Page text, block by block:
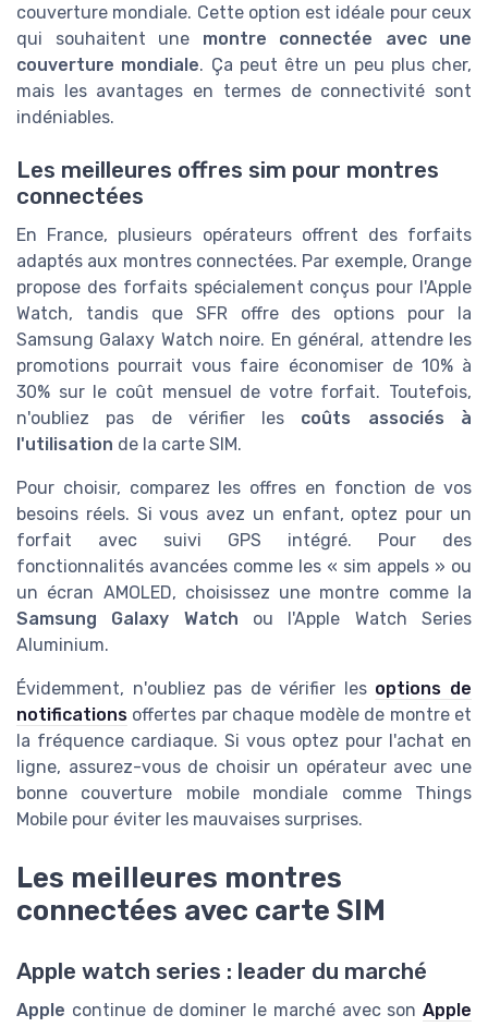
couverture mondiale. Cette option est idéale pour ceux
qui souhaitent une montre connectée avec une
couverture mondiale. Ça peut être un peu plus cher,
mais les avantages en termes de connectivité sont
indéniables.
Les meilleures offres sim pour montres
connectées
En France, plusieurs opérateurs offrent des forfaits
adaptés aux montres connectées. Par exemple, Orange
propose des forfaits spécialement conçus pour l'Apple
Watch, tandis que SFR offre des options pour la
Samsung Galaxy Watch noire. En général, attendre les
promotions pourrait vous faire économiser de 10% à
30% sur le coût mensuel de votre forfait. Toutefois,
n'oubliez pas de vérifier les coûts associés à
l'utilisation de la carte SIM.
Pour choisir, comparez les offres en fonction de vos
besoins réels. Si vous avez un enfant, optez pour un
forfait avec suivi GPS intégré. Pour des
fonctionnalités avancées comme les « sim appels » ou
un écran AMOLED, choisissez une montre comme la
Samsung Galaxy Watch ou l'Apple Watch Series
Aluminium.
Évidemment, n'oubliez pas de vérifier les options de
notifications offertes par chaque modèle de montre et
la fréquence cardiaque. Si vous optez pour l'achat en
ligne, assurez-vous de choisir un opérateur avec une
bonne couverture mobile mondiale comme Things
Mobile pour éviter les mauvaises surprises.
Les meilleures montres
connectées avec carte SIM
Apple watch series : leader du marché
Apple continue de dominer le marché avec son Apple